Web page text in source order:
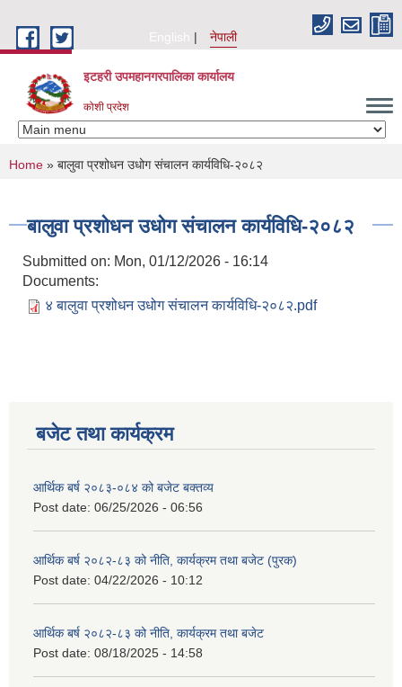
English
नेपाली
इटहरी उपमहानगरपालिका कार्यालय
कोशी प्रदेश
You are here
Home » बालुवा प्रशोधन उधोग संचालन कार्यविधि-२०८२
बालुवा प्रशोधन उधोग संचालन कार्यविधि-२०८२
Submitted on: Mon, 01/12/2026 - 16:14
Documents:
४ बालुवा प्रशोधन उधोग संचालन कार्यविधि-२०८२.pdf
बजेट तथा कार्यक्रम
आर्थिक बर्ष २०८३-०८४ को बजेट बक्तव्य
Post date: 06/25/2026 - 06:56
आर्थिक बर्ष २०८२-८३ को नीति, कार्यक्रम तथा बजेट (पुरक)
Post date: 04/22/2026 - 10:12
आर्थिक बर्ष २०८२-८३ को नीति, कार्यक्रम तथा बजेट
Post date: 08/18/2025 - 14:58